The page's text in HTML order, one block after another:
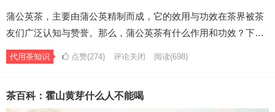
蒲公英茶，主要由蒲公英精制而成，它的效用与功效在茶界被茶
友们广泛认知与赞誉。那么，蒲公英茶有什么作用和功效？下…
代用茶知识 点赞(274) 评论关闭 阅读(698)
茶百科：霍山黄芽什么人不能喝